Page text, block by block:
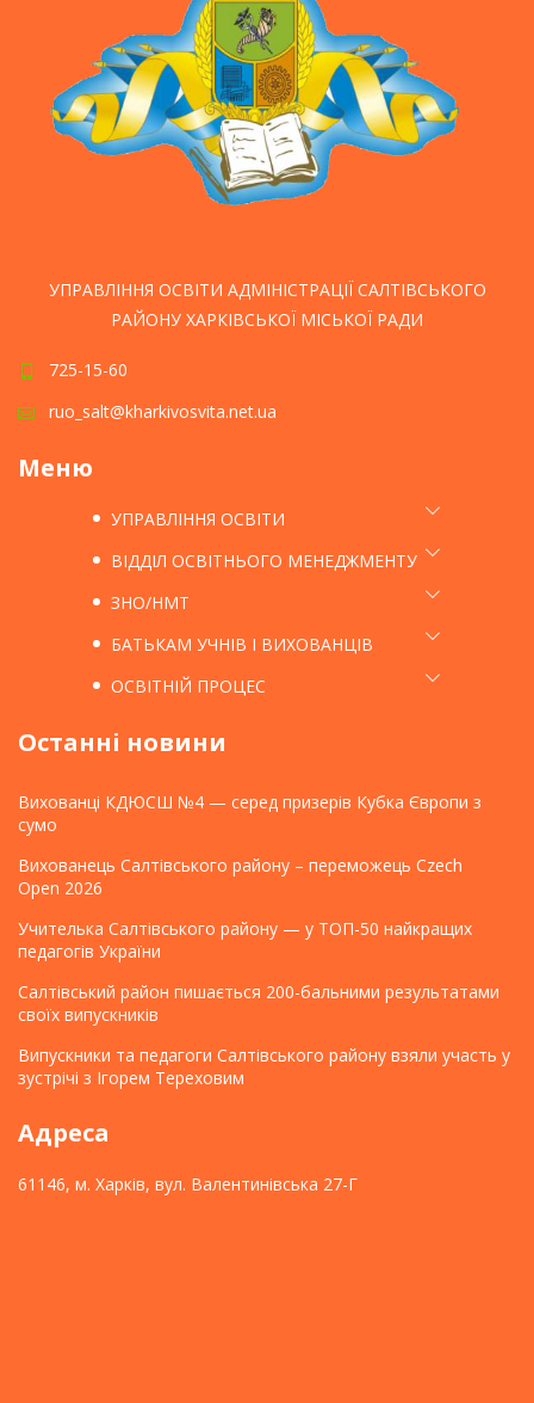
УПРАВЛІННЯ ОСВІТИ АДМІНІСТРАЦІЇ САЛТІВСЬКОГО
РАЙОНУ ХАРКІВСЬКОЇ МІСЬКОЇ РАДИ
725-15-60
ruo_salt@kharkivosvita.net.ua
Меню
УПРАВЛІННЯ ОСВІТИ
ВІДДІЛ ОСВІТНЬОГО МЕНЕДЖМЕНТУ
ЗНО/НМТ
БАТЬКАМ УЧНІВ І ВИХОВАНЦІВ
ОСВІТНІЙ ПРОЦЕС
Останні новини
Вихованці КДЮСШ №4 — серед призерів Кубка Європи з
сумо
Вихованець Салтівського району – переможець Czech
Open 2026
Учителька Салтівського району — у ТОП-50 найкращих
педагогів України
Салтівський район пишається 200-бальними результатами
своїх випускників
Випускники та педагоги Салтівського району взяли участь у
зустрічі з Ігорем Тереховим
Адреса
61146, м. Харків, вул. Валентинівська 27-Г